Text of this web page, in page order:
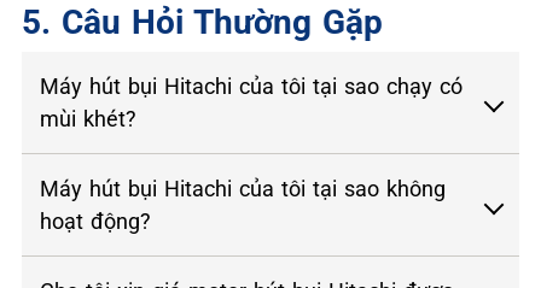
5. Câu Hỏi Thường Gặp
Máy hút bụi Hitachi của tôi tại sao chạy có
mùi khét?
Máy hút bụi Hitachi của tôi tại sao không
hoạt động?